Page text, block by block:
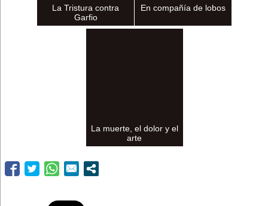
La Tristura contra
Garfio
En compañía de lobos
La muerte, el dolor y el
arte